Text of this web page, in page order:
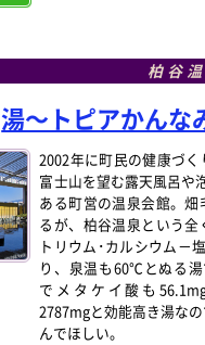
柏谷
湯～トピアかんな
2002年に町民の健康づく
富士山を望む露天風呂や
ある町営の温泉会館。
るが、柏谷温泉という
トリウム･カルシウム－
り、泉温も60℃とぬる
でメタケイ酸も
2787mgと効能高き湯な
んでほしい。